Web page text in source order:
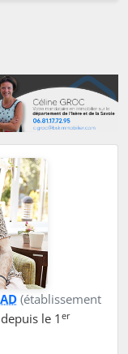
(établissement
le 1er